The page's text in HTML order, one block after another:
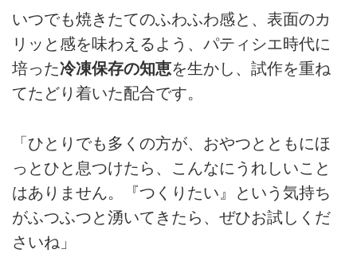
いつでも焼きたてのふわふわ感と、表面のカ
リッと感を味わえるよう、パティシエ時代に
培った冷凍保存の知恵を生かし、試作を重ね
てたどり着いた配合です。
「ひとりでも多くの方が、おやつとともにほ
っとひと息つけたら、こんなにうれしいこと
はありません。『つくりたい』という気持ち
がふつふつと湧いてきたら、ぜひお試しくだ
さいね」